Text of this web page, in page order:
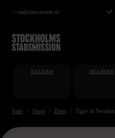
Hoppa
till
huvudinnehåll
< stadsmissionen.se
REA DAM REA HERR
Start Shop Dam Tiger of